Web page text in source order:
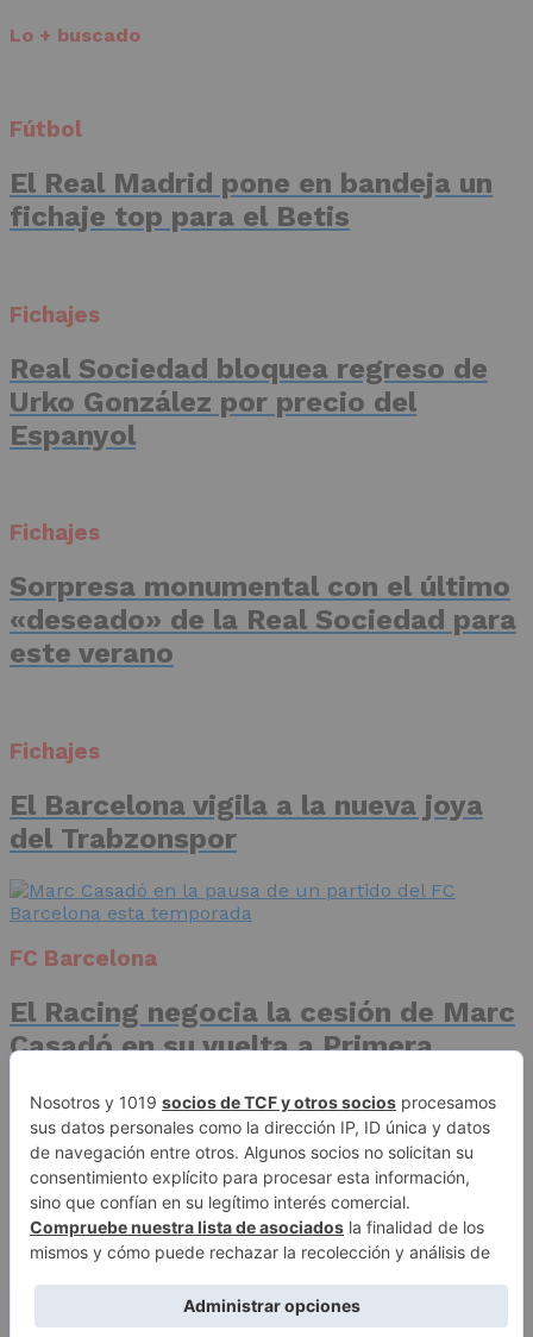
Lo + buscado
Fútbol
El Real Madrid pone en bandeja un
fichaje top para el Betis
Fichajes
Real Sociedad bloquea regreso de
Urko González por precio del
Espanyol
Fichajes
Sorpresa monumental con el último
«deseado» de la Real Sociedad para
este verano
Fichajes
El Barcelona vigila a la nueva joya
del Trabzonspor
FC Barcelona
El Racing negocia la cesión de Marc
Casadó en su vuelta a Primera
Advertisement
Publicidad
Aviso legal
Política de privacidad
Autores
Contacto
Política editorial
Quiénes somos
ACCESO REDACCIÓN